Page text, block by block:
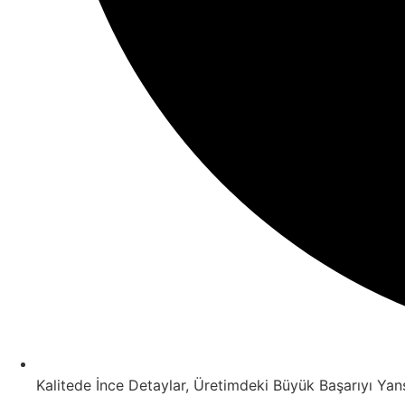
Kalitede İnce Detaylar, Üretimdeki Büyük Başarıyı